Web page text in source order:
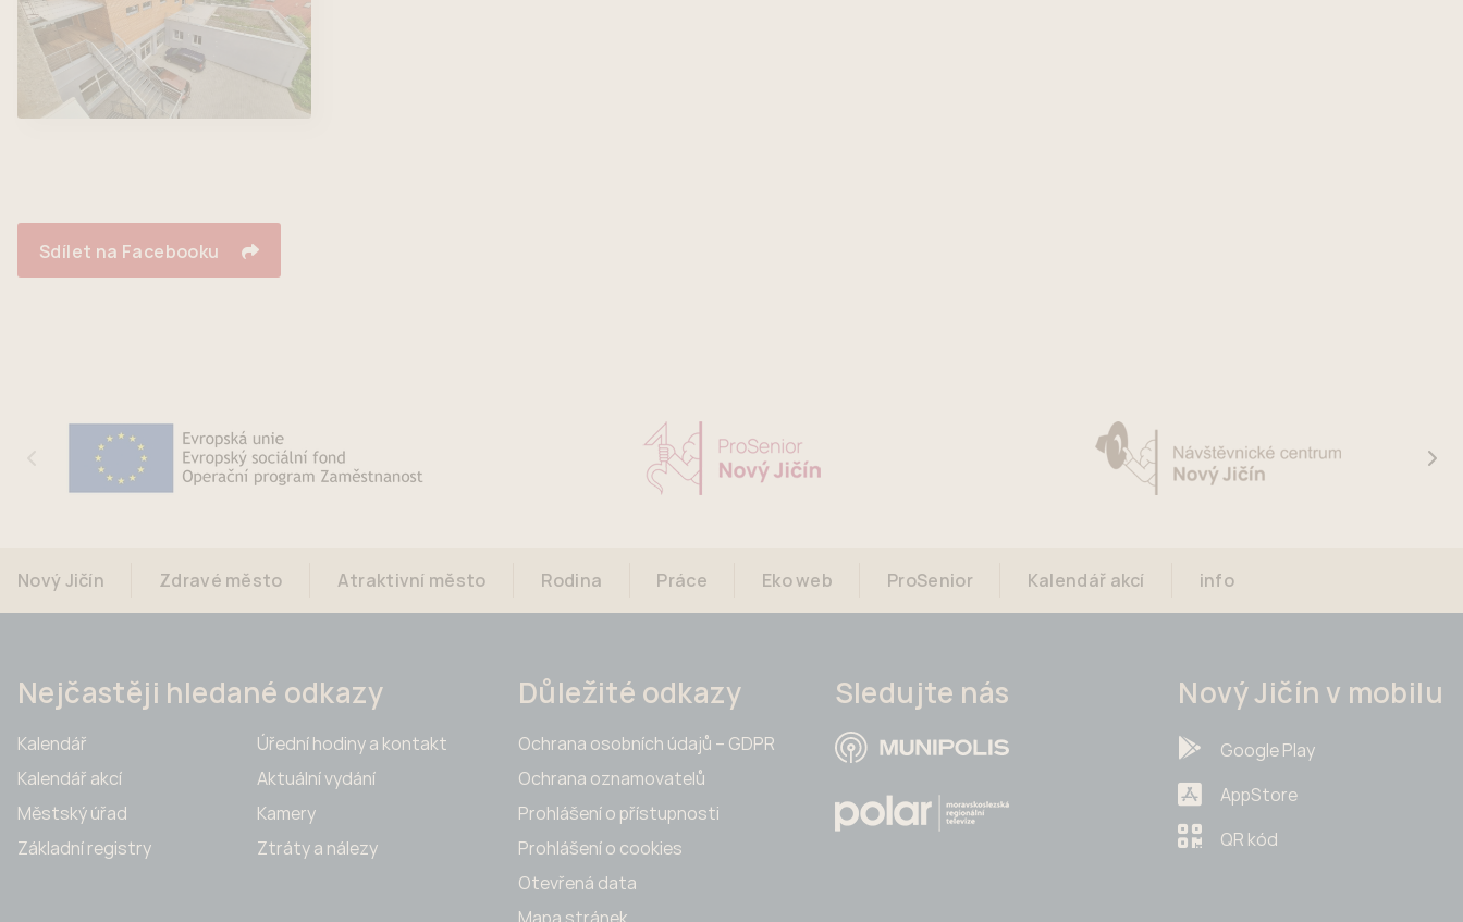
Sdílet na Facebooku
Nový Jičín Zdravé město Atraktivní město Rodina Práce Eko web ProSenior Kalendář akcí info
Nejčastěji hledané odkazy
Kalendář
Kalendář akcí
Městský úřad
Základní registry
Úřední hodiny a kontakt
Aktuální vydání
Kamery
Ztráty a nálezy
Důležité odkazy
Ochrana osobních údajů – GDPR
Ochrana oznamovatelů
Prohlášení o přístupnosti
Prohlášení o cookies
Otevřená data
Sledujte nás Nový Jičín v mobilu
Google Play
AppStore
QR kód